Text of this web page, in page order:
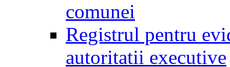
comunei
Registrul pentru
autoritatii executive